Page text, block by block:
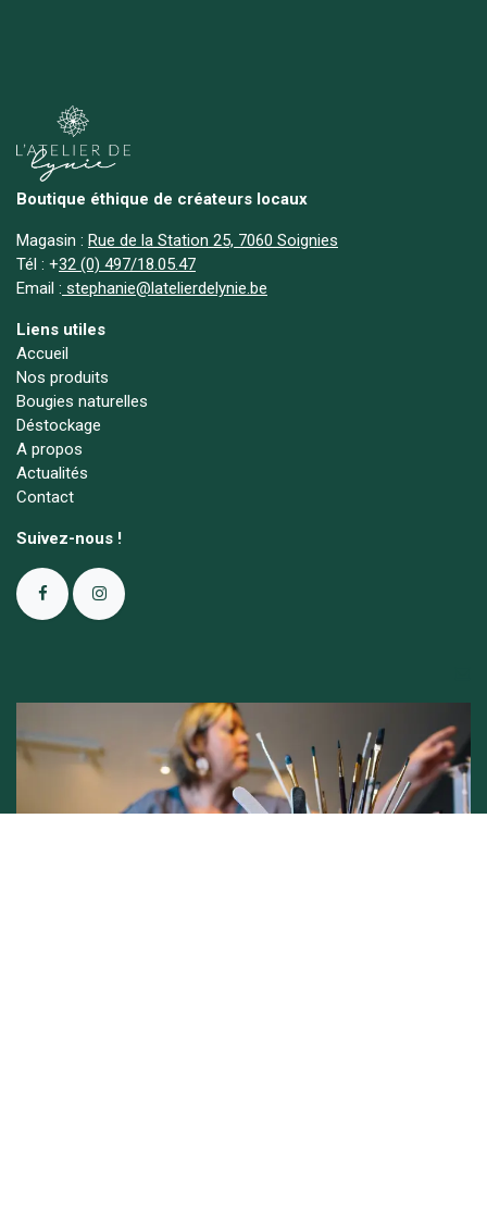
Boutique éthique de créateurs locaux
Magasin : Rue de la Station 25, 7060 Soignies
Tél : +32 (0) 497/18.05.47
Email : stephanie@latelierdelynie.be
Liens utiles
Accueil
Nos produits
Bougies naturelles
Déstockage
A propos
Actualités
Contact
Suivez-nous !